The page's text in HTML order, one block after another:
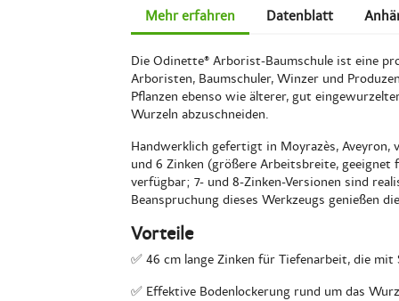
Mehr erfahren Datenblatt
Die Odinette® Arborist-Baumschule ist eine
Arboristen, Baumschuler, Winzer und
Pflanzen ebenso wie älterer, gut
Wurzeln abzuschneiden.
Handwerklich gefertigt in Moyrazès, Aveyron,
und 6 Zinken (größere Arbeitsbreite, geeignet
verfügbar; 7- und 8-Zinken-Versionen sind
Beanspruchung dieses Werkzeugs genießen
Vorteile
✅ 46 cm lange Zinken für Tiefenarbeit, die
✅ Effektive Bodenlockerung rund um das